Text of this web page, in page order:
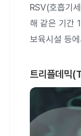
RSV(호흡기
해 같은 기간
보육시설 등
트리플데믹